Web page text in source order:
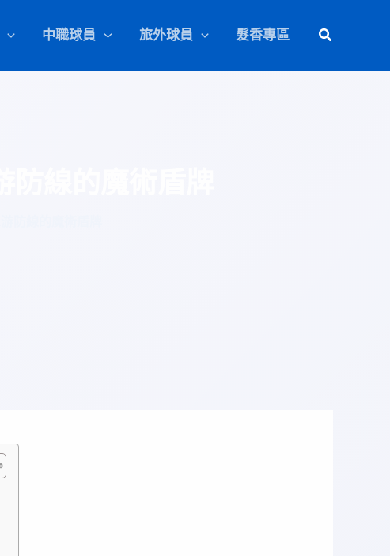
中職球員 旅外球員 髮香專區